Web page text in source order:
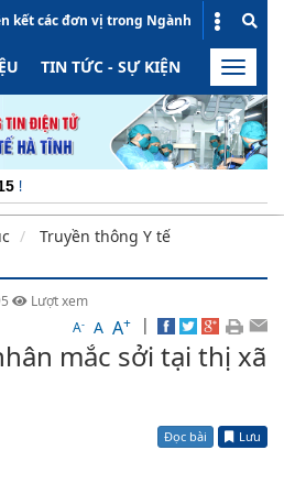
kết các đơn vị trong Ngành
TIN TỨC - SỰ KIỆN HOẠT
Toggle
Truyền thông Y tế
Lượt xem
A- A A+ |
mắc sởi tại thị xã
Đọc bài Lưu